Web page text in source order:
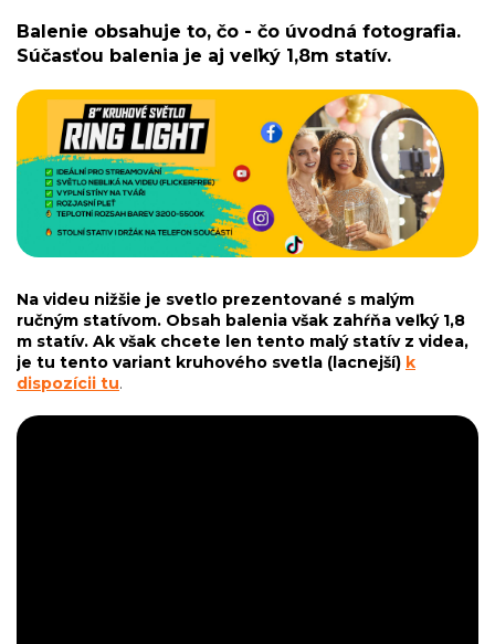
Balenie obsahuje to, čo - čo úvodná fotografia.
Súčasťou balenia je aj veľký 1,8m statív.
Na videu nižšie je svetlo prezentované s malým
ručným statívom. Obsah balenia však zahŕňa veľký 1,8
m statív. Ak však chcete len tento malý statív z videa,
je tu tento variant kruhového svetla (lacnejší) k
dispozícii tu.